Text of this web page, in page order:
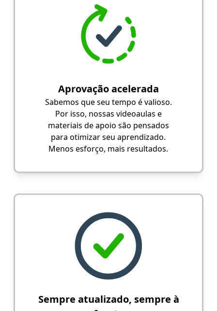
Aprovação acelerada
Sabemos que seu tempo é valioso.
Por isso, nossas videoaulas e
materiais de apoio são pensados
para otimizar seu aprendizado.
Menos esforço, mais resultados.
Sempre atualizado, sempre à